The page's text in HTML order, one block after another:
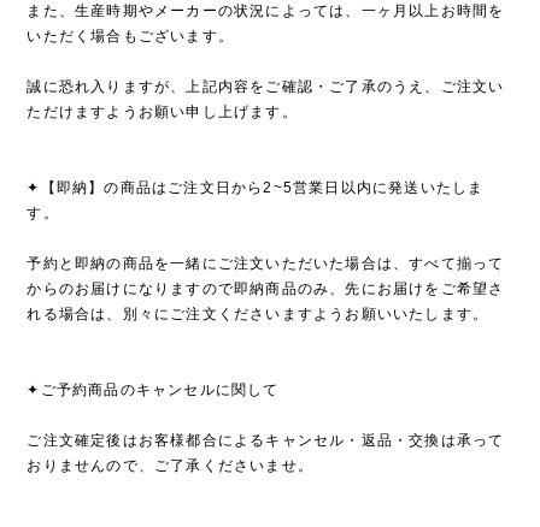
また、生産時期やメーカーの状況によっては、一ヶ月以上お時間を
いただく場合もございます。
誠に恐れ入りますが、上記内容をご確認・ご了承のうえ、ご注文い
ただけますようお願い申し上げます。
✦【即納】の商品はご注文日から2~5営業日以内に発送いたしま
す。
予約と即納の商品を一緒にご注文いただいた場合は、すべて揃って
からのお届けになりますので即納商品のみ、先にお届けをご希望さ
れる場合は、別々にご注文くださいますようお願いいたします。
✦ご予約商品のキャンセルに関して
ご注文確定後はお客様都合によるキャンセル・返品・交換は承って
おりませんので、ご了承くださいませ。